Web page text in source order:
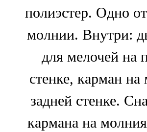
полиэстер. Одно
молнии. Внутри:
для мелочей на
стенке, карман
задней стенке.
кармана на